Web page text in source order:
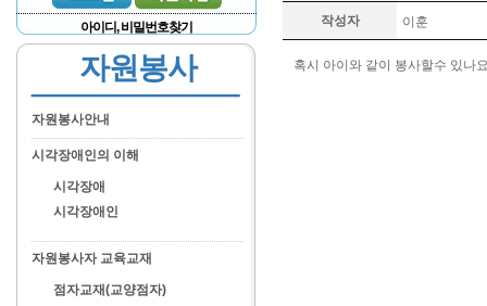
아이디, 비밀번호찾기
자원봉사
자원봉사안내
시각장애인의 이해
시각장애
시각장애인
자원봉사자 교육교재
점자교재(교양점자)
작성자 이훈
혹시 아이와 같이 봉사할수 있나